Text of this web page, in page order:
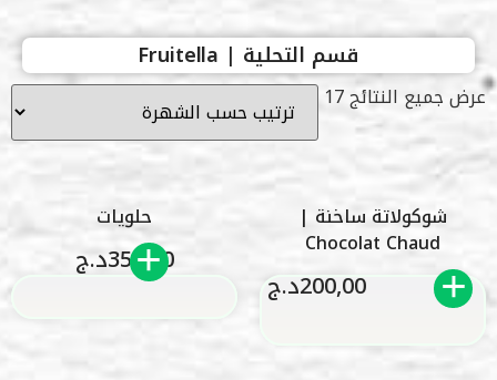
قسم التحلية | Fruitella
عرض جميع النتائج 17
شوكولاتة ساخنة |
Chocolat Chaud
200,00د.ج
حلويات
350,00د.ج